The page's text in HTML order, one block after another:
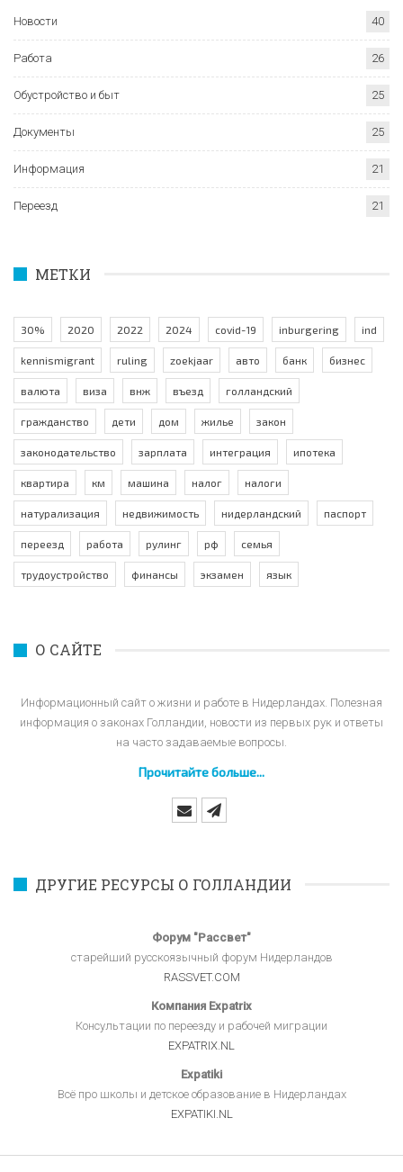
Новости 40
Работа 26
Обустройство и быт 25
Документы 25
Информация 21
Переезд 21
МЕТКИ
30% 2020 2022 2024 covid-19 inburgering ind
kennismigrant ruling zoekjaar авто банк бизнес
валюта виза внж въезд голландский
гражданство дети дом жилье закон
законодательство зарплата интеграция ипотека
квартира км машина налог налоги
натурализация недвижимость нидерландский паспорт
переезд работа рулинг рф семья
трудоустройство финансы экзамен язык
О САЙТЕ
Информационный сайт о жизни и работе в Нидерландах. Полезная
информация о законах Голландии, новости из первых рук и ответы
на часто задаваемые вопросы.
Прочитайте больше...
ДРУГИЕ РЕСУРСЫ О ГОЛЛАНДИИ
Форум "Рассвет"
старейший русскоязычный форум Нидерландов
RASSVET.COM
Компания Expatrix
Консультации по переезду и рабочей миграции
EXPATRIX.NL
Expatiki
Всё про школы и детское образование в Нидерландах
EXPATIKI.NL